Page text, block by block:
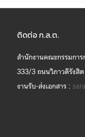
ติดต่อ ก.ล.ต.
สำนักงานคณะกรรมกา
333/3 ถนนวิภาวดีรังสิ
งานรับ-ส่งเอกสาร :